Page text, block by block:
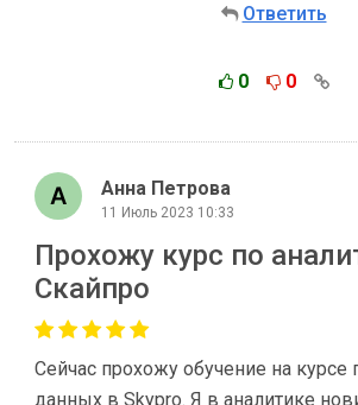
Ответить
0 0
Анна Петрова
11 Июль 2023 10:33
Прохожу курс по
Скайпро
Сейчас прохожу обучение на курсе
данных в Skypro. Я в аналитике